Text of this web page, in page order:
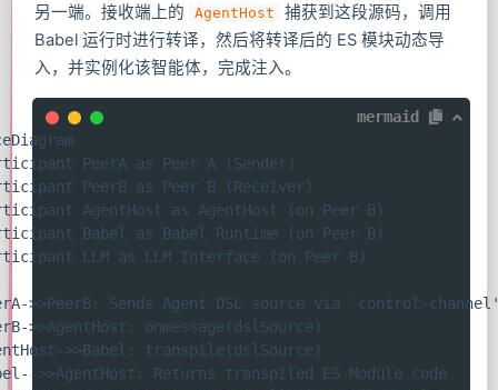
另一端。接收端上的
AgentHost
捕获到这段源码，调用
Babel 运行时进行转译，然后将转译后的 ES 模块动态导
入，并实例化该智能体，完成注入。
mermaid
PeerA as Peer A (Sender)
PeerB as Peer B (Receiver)
AgentHost as AgentHost (on Peer B)
Babel as Babel Runtime (on Peer B)
LLM as LLM Interface (on Peer B)
>>PeerB: Sends Agent DSL source via 'control-
>>AgentHost: onmessage(dslSource)
>>Babel: transpile(dslSource)
>>AgentHost: Returns transpiled ES Module code